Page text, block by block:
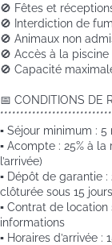
🚫 Fêtes et
🚫 Interdiction de
🚫 Animaux non
🚫 Accès à la
🚫 Capacité
📅 CONDITIONS DE
▪️ Séjour minimum : 5
▪️ Acompte : 25% à
l’arrivée)
▪️ Dépôt de garantie :
clôturée sous 15
▪️ Contrat de
informations
▪️ Horaires d’arrivée :